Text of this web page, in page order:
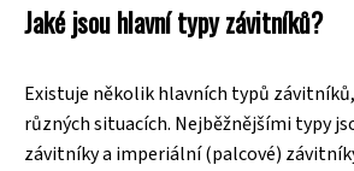
Jaké jsou hlavní typy závitníků?
Existuje několik hlavních typů
různých situacích. Nejběžnějšími typy
závitníky a imperiální (palcové)